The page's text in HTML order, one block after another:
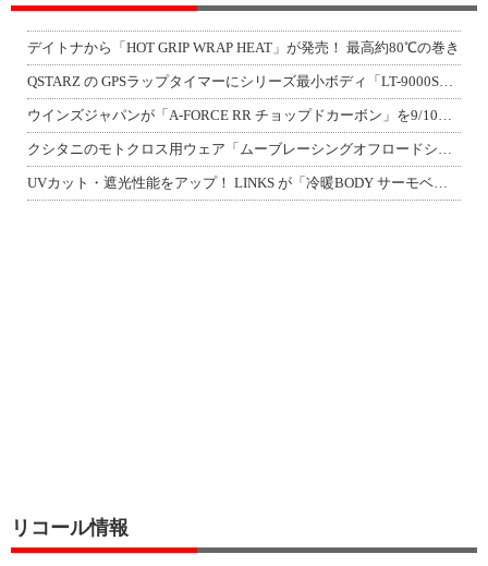
デイトナから「HOT GRIP WRAP HEAT」が発売！ 最高約80℃の巻き
QSTARZ の GPSラップタイマーにシリーズ最小ボディ「LT-9000S」が
ウインズジャパンが「A-FORCE RR チョップドカーボン」を9/10発売！
クシタニのモトクロス用ウェア「ムーブレーシングオフロードシリーズ」3アイテムが登
UVカット・遮光性能をアップ！ LINKS が「冷暖BODY サーモベスト」改良
リコール情報